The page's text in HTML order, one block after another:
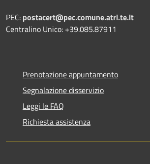
PEC: postacert@pec.comune.atri.te.it
Centralino Unico: +39.085.87911
Prenotazione appuntamento
Segnalazione disservizio
Leggi le FAQ
Richiesta assistenza